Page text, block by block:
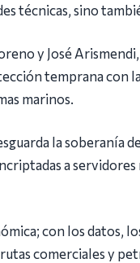
técnicas, sino
y José
temprana con
marinos.
la soberanía
a
con los datos,
comerciales y